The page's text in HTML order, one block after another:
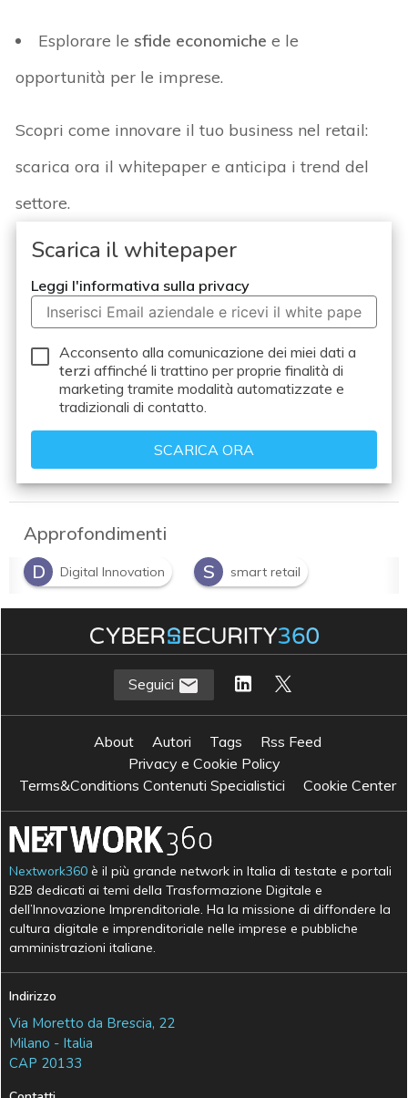
Esplorare le sfide economiche e le
opportunità per le imprese.
Scopri come innovare il tuo business nel retail:
scarica ora ilwhitepaper e anticipa i trend del
settore.
Scarica il whitepaper
Leggi l'informativa sulla privacy
Acconsento alla comunicazione dei miei dati a
terzi affinché li trattino per proprie finalità di
marketing tramite modalità automatizzate e
tradizionali di contatto.
Approfondimenti
D
Digital Innovation S smart retail
Seguici
About Autori Tags
Rss Feed
Privacy e Cookie Policy
Terms&Conditions Contenuti Specialistici
Cookie Center
Nextwork360 è il più grande network in Italia di testate e portali
B2B dedicati ai temi della Trasformazione Digitale e
dell’Innovazione Imprenditoriale. Ha la missione di diffondere la
cultura digitale e imprenditoriale nelle imprese e pubbliche
amministrazioni italiane.
Indirizzo
Via Moretto da Brescia, 22
Milano - Italia
CAP 20133